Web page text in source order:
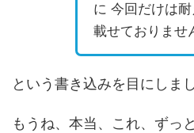
に 今回だけは
載せておりませ
という書き込みを目にしまし
もうね、本当、これ、ずっ